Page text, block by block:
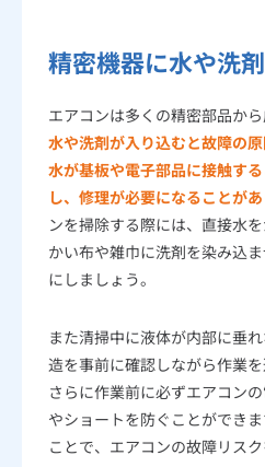
精密機器に水や洗
エアコンは多くの精密部品から
水や洗剤が入り込むと故障の
水が基板や電子部品に接触す
し、修理が必要になることがあ
ンを掃除する際には、直接水
かい布や雑巾に洗剤を染み込
にしましょう。
また清掃中に液体が内部に垂
造を事前に確認しながら作業を
さらに作業前に必ずエアコン
やショートを防ぐことができ
ことで、エアコンの故障リスク